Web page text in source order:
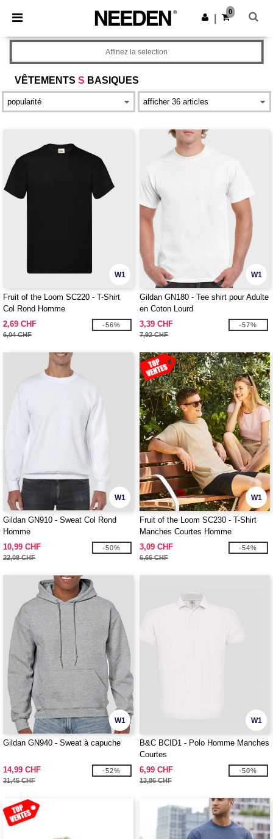
× Appli Needen
Meilleurs prix sur l’app !
Obtenir l'appli
0
VÊTEMENTS S BASIQUES
Affinez la selection
W1
Fruit of the Loom SC220 - T-Shirt
Col Rond Homme
2,69 CHF
6,04 CHF
-56%
W1
Gildan GN180 - Tee shirt pour Adulte
en Coton Lourd
3,39 CHF
7,92 CHF
-57%
W1
Gildan GN910 - Sweat Col Rond
Homme
10,99 CHF
22,08 CHF
-50%
W1
Fruit of the Loom SC230 - T-Shirt
Manches Courtes Homme
3,09 CHF
6,66 CHF
-54%
W1
Gildan GN940 - Sweat à capuche
14,99 CHF
31,45 CHF
-52%
W1
B&C BCID1 - Polo Homme Manches
Courtes
6,99 CHF
13,86 CHF
-50%